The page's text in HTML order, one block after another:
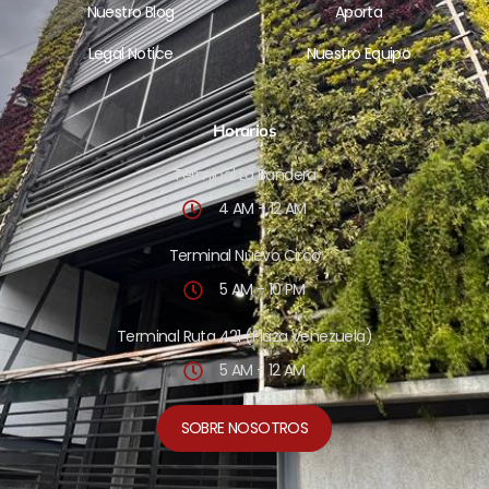
Nuestro Blog
Legal Notice
Aporta
Nuestro Equipo
Horarios
Terminal La Bandera
4 AM - 12 AM
Terminal Nuevo Circo
5 AM - 10 PM
Terminal Ruta 421 (Plaza Venezuela)
5 AM - 12 AM
SOBRE NOSOTROS